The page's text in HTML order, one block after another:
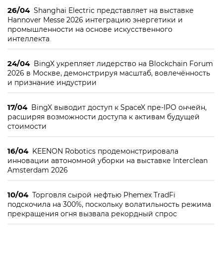
26/04 Shanghai Electric представляет на выставке
Hannover Messe 2026 интеграцию энергетики и
промышленности на основе искусственного
интеллекта
24/04 BingX укрепляет лидерство на Blockchain Forum
2026 в Москве, демонстрируя масштаб, вовлечённость
и признание индустрии
17/04 BingX выводит доступ к SpaceX пре-IPO ончейн,
расширяя возможности доступа к активам будущей
стоимости
16/04 KEENON Robotics продемонстрировала
инновации автономной уборки на выставке Interclean
Amsterdam 2026
10/04 Торговля сырой нефтью Phemex TradFi
подскочила на 300%, поскольку волатильность режима
прекращения огня вызвала рекордный спрос